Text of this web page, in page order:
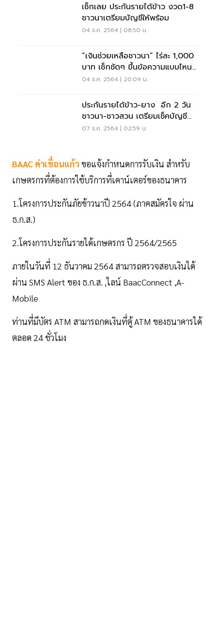
เช็กเลย ประกันรายได้ข้าว งวด1-8
ชาวนาเตรียมบัญชีให้พร้อม
04 ธ.ค. 2564 | 08:50 น.
“เงินช่วยเหลือชาวนา” ไร่ละ 1,000
บาท เช็กชัดๆ ขึ้นข้อความแบบไหน
ได้เงินชัวร์
04 ธ.ค. 2564 | 20:09 น.
ประกันรายได้ข้าว-ยาง อีก 2 วัน
ชาวนา-ชาวสวน เตรียมเช็คบัญชี
เลย
07 ธ.ค. 2564 | 02:59 น.
BAAC คำเขื่อนแก้ว ขอแจ้งกำหนดการรับเงิน สำหรับ
เกษตรกรที่ต้องการใช้บริการที่เคาน์เตอร์ของธนาคาร
1.โครงการประกันภัยข้าวนาปี 2564 (ภาคสมัครใจ ผ่าน
ธ.ก.ส.)
2.โครงการประกันรายได้เกษตรกร ปี 2564/2565
ภายในวันที่ 12 ธันวาคม 2564 สามารถตรวจสอบเงินได้
ผ่าน SMS Alert ของ ธ.ก.ส. ,ไลน์ BaacConnect ,A-
Mobile
ท่านที่มีบัตร ATM สามารถกดเงินที่ตู้ ATM ของธนาคารได้
ตลอด 24 ชั่วโมง